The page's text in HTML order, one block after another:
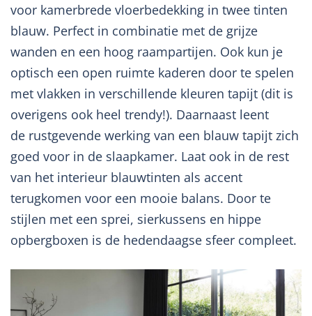
voor kamerbrede vloerbedekking in twee tinten
blauw. Perfect in combinatie met de grijze
wanden en een hoog raampartijen. Ook kun je
optisch een open ruimte kaderen door te spelen
met vlakken in verschillende kleuren tapijt (dit is
overigens ook heel trendy!). Daarnaast leent
de rustgevende werking van een blauw tapijt zich
goed voor in de slaapkamer. Laat ook in de rest
van het interieur blauwtinten als accent
terugkomen voor een mooie balans. Door te
stijlen met een sprei, sierkussens en hippe
opbergboxen is de hedendaagse sfeer compleet.